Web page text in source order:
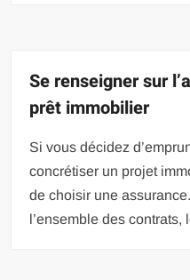
Se renseigner sur
prêt immobilier
Si vous décidez
concrétiser un projet
de choisir une
l’ensemble des